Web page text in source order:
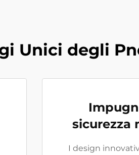
Unici degli
sicurezza
I design